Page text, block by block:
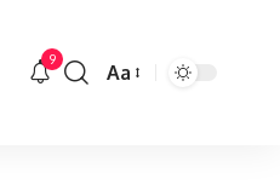
9
Font
Aa